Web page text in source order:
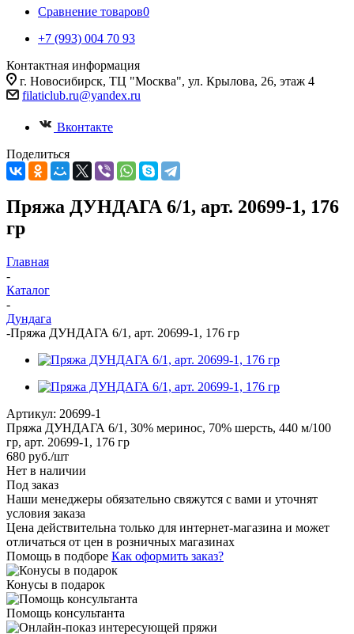
Сравнение товаров0
+7 (993) 004 70 93
Контактная информация
г. Новосибирск, ТЦ "Москва", ул. Крылова, 26, этаж 4
filaticlub.ru@yandex.ru
Вконтакте
Поделиться
Пряжа ДУНДАГА 6/1, арт. 20699-1, 176
гр
Главная
-
Каталог
-
Дундага
-Пряжа ДУНДАГА 6/1, арт. 20699-1, 176 гр
Артикул: 20699-1
Пряжа ДУНДАГА 6/1, 30% меринос, 70% шерсть, 440 м/100
гр, арт. 20699-1, 176 гр
680 руб./шт
Нет в наличии
Под заказ
Наши менеджеры обязательно свяжутся с вами и уточнят
условия заказа
Цена действительна только для интернет-магазина и может
отличаться от цен в розничных магазинах
Помощь в подборе Как оформить заказ?
Конусы в подарок
Помощь консультанта